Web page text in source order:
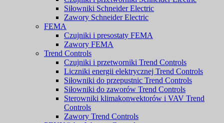
Siłowniki Schneider Electric
Zawory Schneider Electric
FEMA
Czujniki i presostaty FEMA
Zawory FEMA
Trend Controls
Czujniki i przetworniki Trend Controls
Liczniki energii elektrycznej Trend Controls
Siłowniki do przepustnic Trend Controls
Siłowniki do zaworów Trend Controls
Sterowniki klimakonwektorów i VAV Trend
Controls
Zawory Trend Controls